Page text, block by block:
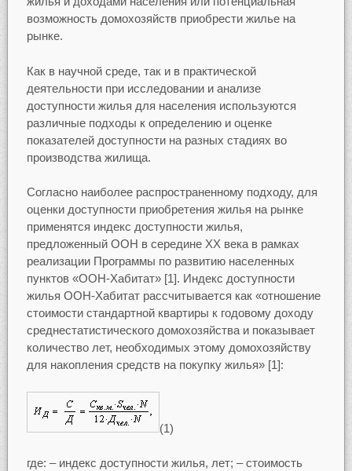
возможность домохозяйств приобрести жилье на
рынке.
Как в научной среде, так и в практической
деятельности при исследовании и анализе
доступности жилья для населения используются
различные подходы к определению и оценке
показателей доступности на разных стадиях во
производства жилища.
Согласно наиболее распространенному подходу, для
оценки доступности приобретения жилья на рынке
применятся индекс доступности жилья,
предложенный ООН в середине XX века в рамках
реализации Программы по развитию населенных
пунктов «ООН-Хабитат» [1]. Индекс доступности
жилья ООН-Хабитат рассчитывается как «отношение
стоимости стандартной квартиры к годовому доходу
среднестатистического домохозяйства и показывает
количество лет, необходимых этому домохозяйству
для накопления средств на покупку жилья» [1]:
(1)
где: – индекс доступности жилья, лет; – стоимость